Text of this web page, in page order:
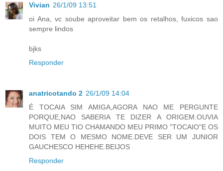
Vivian 26/1/09 13:51
oi Ana, vc soube aproveitar bem os retalhos, fuxicos sao
sempre lindos
bjks
Responder
anatricotando 2 26/1/09 14:04
É TOCAIA SIM AMIGA,AGORA NAO ME PERGUNTE
PORQUE,NAO SABERIA TE DIZER A ORIGEM.OUVIA
MUITO MEU TIO CHAMANDO MEU PRIMO "TOCAIO"E OS
DOIS TEM O MESMO NOME.DEVE SER UM JUNIOR
GAUCHESCO HEHEHE.BEIJOS
Responder